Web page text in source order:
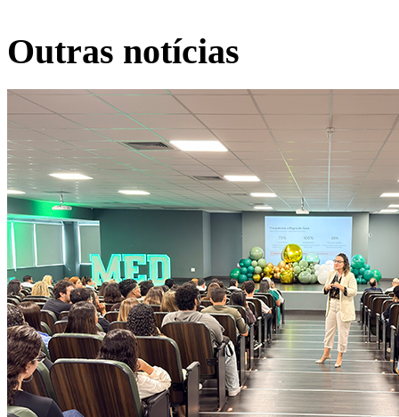
Outras notícias